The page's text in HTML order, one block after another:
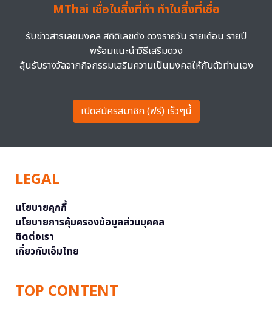
MThai เชื่อในสิ่งที่ทำ ทำในสิ่งที่เชื่อ
รับข่าวสารเลขมงคล สถิติเลขดัง ดวงรายวัน รายเดือน รายปี
พร้อมแนะนำวิธีเสริมดวง
ลุ้นรับรางวัลจากกิจกรรมเสริมความเป็นมงคลให้กับตัวท่านเอง
เปิดสมัครสมาชิก (ฟรี) เร็วๆนี้
LEGAL
นโยบายคุกกี้
นโยบายการคุ้มครองข้อมูลส่วนบุคคล
ติดต่อเรา
เกี่ยวกับเอ็มไทย
TOP CONTENT